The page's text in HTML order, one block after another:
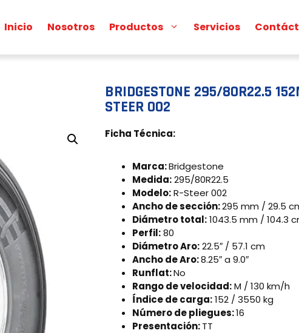
Inicio Nosotros Productos Servicios
BRIDGESTONE 295/80R22.5
STEER 002
Ficha Técnica:
Marca:Bridgestone
Medida:295/80R22.5
Modelo:R-Steer 002
Ancho de sección:295 mm / 29.5
Diámetro total:1043.5 mm / 104.3
Perfil:80
Diámetro Aro:22.5″ / 57.1 cm
Ancho de Aro:8.25″ a 9.0″
Runflat:No
Rango de velocidad:M / 130 km/h
Índice de carga:152 / 3550 kg
Número de pliegues:16
Presentación:TT